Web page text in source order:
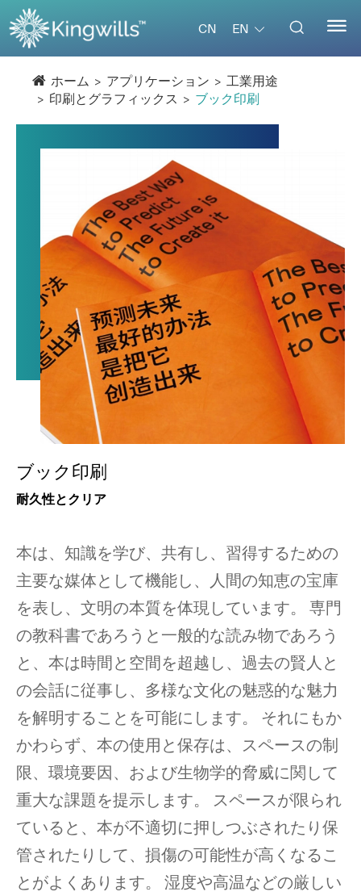
CN EN  
ホーム アプリケーション
工業用途
印刷とグラフィックス
ブック印刷
ブック印刷
耐久性とクリア
本は、知識を学び、共有し、習得するための
主要な媒体として機能し、人間の知恵の宝庫
を表し、文明の本質を体現しています。 専門
の教科書であろうと一般的な読み物であろう
と、本は時間と空間を超越し、過去の賢人と
の会話に従事し、多様な文化の魅惑的な魅力
を解明することを可能にします。 それにもか
かわらず、本の使用と保存は、スペースの制
限、環境要因、および生物学的脅威に関して
重大な課題を提示します。 スペースが限られ
ていると、本が不適切に押しつぶされたり保
管されたりして、損傷の可能性が高くなるこ
とがよくあります。 湿度や高温などの厳しい